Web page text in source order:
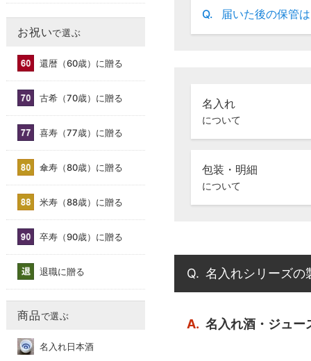
Q. 届いた後の保管
名入れ
について
包装・明細
について
Q. 名入れシリーズの
A. 名入れ酒・ジュー
お祝いで選ぶ
還暦（60歳）に贈る
古希（70歳）に贈る
喜寿（77歳）に贈る
傘寿（80歳）に贈る
米寿（88歳）に贈る
卒寿（90歳）に贈る
退職に贈る
商品で選ぶ
名入れ日本酒